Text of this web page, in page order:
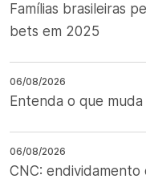
Famílias brasileiras
bets em 2025
06/08/2026
Entenda o que
06/08/2026
CNC: endividamento